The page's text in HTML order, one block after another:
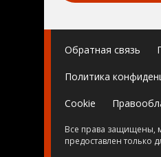
Обратная связь
Политика
Cookie
Все права защищены,
предоставлен только